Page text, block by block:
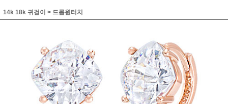
14k 18k 귀걸이 > 드롭원터치